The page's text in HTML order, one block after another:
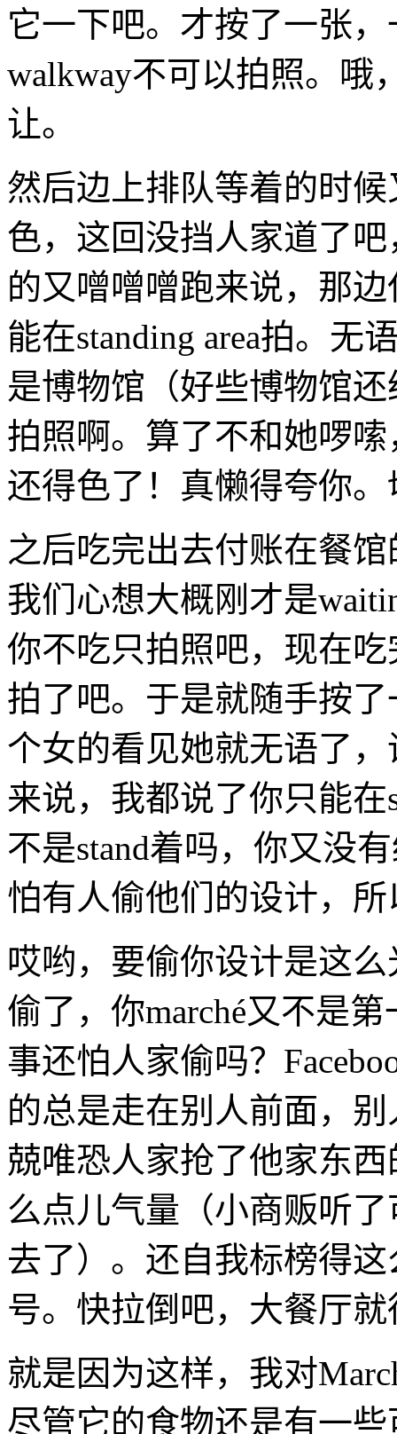
它一下吧。才按了一张
walkway不可以拍照。哦
让。
然后边上排队等着的时
色，这回没挡人家道了
的又噌噌噌跑来说，那
能在standing area拍。无
是博物馆（好些博物馆
拍照啊。算了不和她啰
还得色了！真懒得夸你。
之后吃完出去付账在餐
我们心想大概刚才是
你不吃只拍照吧，现在吃
拍了吧。于是就随手按
个女的看见她就无语了
来说，我都说了你只能在
不是stand着吗，你又没
怕有人偷他们的设计，
哎哟，要偷你设计是这
偷了，你marché又不是
事还怕人家偷吗？
的总是走在别人前面，
兢唯恐人家抢了他家东
么点儿气量（小商贩听
去了）。还自我标榜得
号。快拉倒吧，大餐厅
就是因为这样，我对
尽管它的食物还是有一